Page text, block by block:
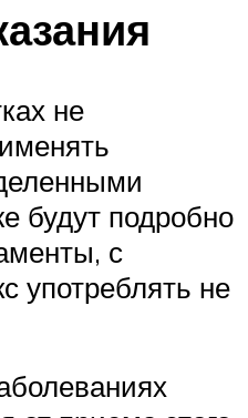
не
будут подробно
с
употреблять не